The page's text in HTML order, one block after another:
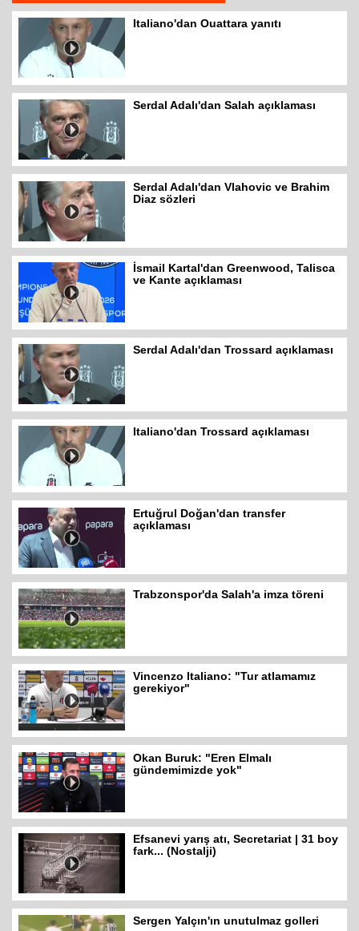
Italiano'dan Ouattara yanıtı
Serdal Adalı'dan Salah açıklaması
Serdal Adalı'dan Vlahovic ve Brahim
Diaz sözleri
İsmail Kartal'dan Greenwood, Talisca
ve Kante açıklaması
Serdal Adalı'dan Trossard açıklaması
Italiano'dan Trossard açıklaması
Ertuğrul Doğan'dan transfer
açıklaması
Trabzonspor'da Salah'a imza töreni
Vincenzo Italiano: "Tur atlamamız
gerekiyor"
Okan Buruk: "Eren Elmalı
gündemimizde yok"
Efsanevi yarış atı, Secretariat | 31 boy
fark... (Nostalji)
Sergen Yalçın'ın unutulmaz golleri